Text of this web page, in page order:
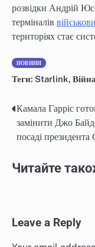
розвідки Андрій
терміналів
територіях стає
НОВИНИ
Теги: Starlink,
Post
navigation
Камала Гарріс
замінити Джо
посаді
Читайте
Leave a Reply